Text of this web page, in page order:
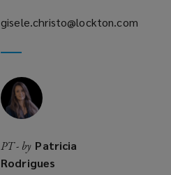
gisele.christo@lockton.com
a
window)
PT - by Patricia
Rodrigues